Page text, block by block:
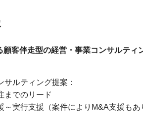
顧客伴走型の経営・事業コンサルティ
ルティング提案：
でのリード
実行支援（案件によりM&A支援もあ